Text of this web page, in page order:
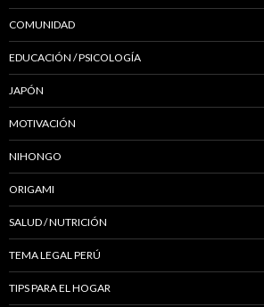
COMUNIDAD
EDUCACIÓN / PSICOLOGÍA
JAPÓN
MOTIVACIÓN
NIHONGO
ORIGAMI
SALUD / NUTRICIÓN
TEMA LEGAL PERÚ
TIPS PARA EL HOGAR